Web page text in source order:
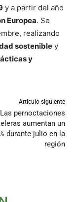
y a partir del año
Europea. Se
realizando
sostenible y
y
Artículo siguiente
Las pernoctaciones
aumentan un
durante julio en la
región